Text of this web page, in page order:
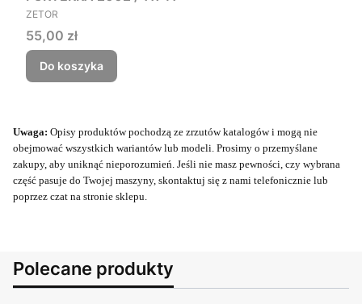
PRODUCENT
ZETOR
Cena
55,00 zł
Do koszyka
Uwaga: Opisy produktów pochodzą ze zrzutów katalogów i mogą nie
obejmować wszystkich wariantów lub modeli. Prosimy o przemyślane
zakupy, aby uniknąć nieporozumień. Jeśli nie masz pewności, czy wybrana
część pasuje do Twojej maszyny, skontaktuj się z nami telefonicznie lub
poprzez czat na stronie sklepu.
Polecane produkty